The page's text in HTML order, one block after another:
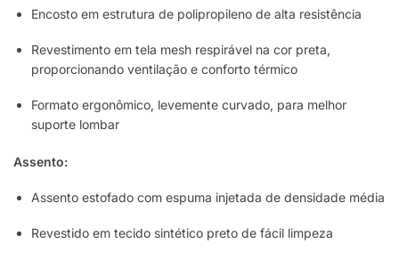
Encosto em estrutura de polipropileno de alta resistência
Revestimento em tela mesh respirável na cor preta,
proporcionando ventilação e conforto térmico
Formato ergonômico, levemente curvado, para melhor
suporte lombar
Assento:
Assento estofado com espuma injetada de densidade média
Revestido em tecido sintético preto de fácil limpeza